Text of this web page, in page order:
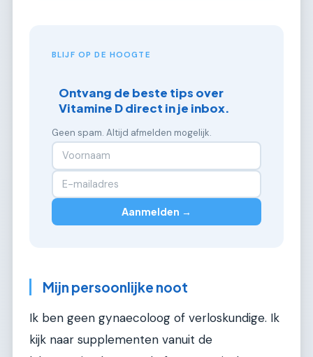
BLIJF OP DE HOOGTE
Ontvang de beste tips over
Vitamine D direct in je inbox.
Geen spam. Altijd afmelden mogelijk.
Aanmelden →
Mijn persoonlijke noot
Ik ben geen gynaecoloog of verloskundige. Ik
kijk naar supplementen vanuit de